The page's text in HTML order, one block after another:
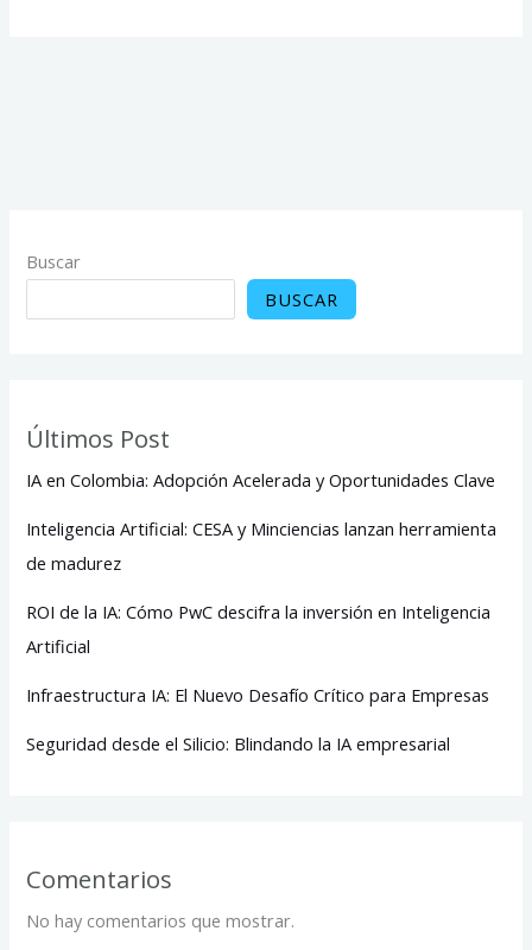
Buscar
BUSCAR
Últimos Post
IA en Colombia: Adopción Acelerada y Oportunidades Clave
Inteligencia Artificial: CESA y Minciencias lanzan herramienta
de madurez
ROI de la IA: Cómo PwC descifra la inversión en Inteligencia
Artificial
Infraestructura IA: El Nuevo Desafío Crítico para Empresas
Seguridad desde el Silicio: Blindando la IA empresarial
Comentarios
No hay comentarios que mostrar.